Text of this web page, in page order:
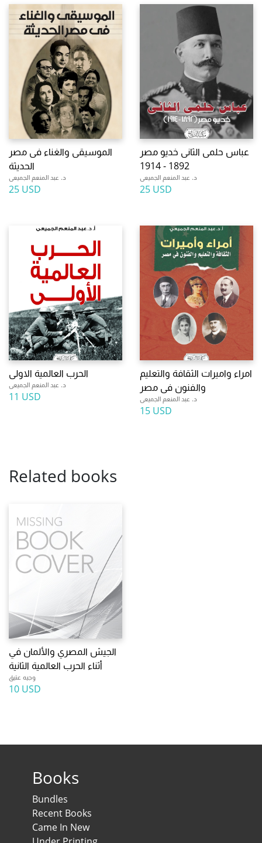
الموسيقى والغناء فى مصر
الحديثة
د. عبد المنعم الجميعى
25 USD
عباس حلمى الثانى خديو مصر
1892 - 1914
د. عبد المنعم الجميعى
25 USD
الحرب العالمية الاولى
د. عبد المنعم الجميعى
11 USD
امراء واميرات الثقافة والتعليم
والفنون فى مصر
د. عبد المنعم الجميعى
15 USD
Related books
الجيش المصري والألمان في
أثناء الحرب العالمية الثانية
وجيه عتيق
10 USD
Books
Bundles
Recent Books
Came In New